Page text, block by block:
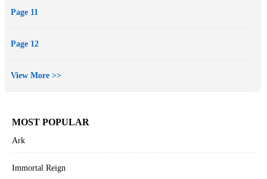
Page 11
Page 12
View More >>
MOST POPULAR
Ark
Immortal Reign